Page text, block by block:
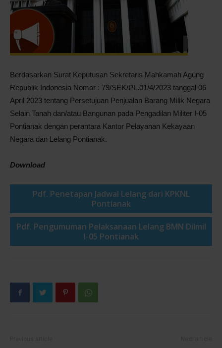
Pontianak
Berdasarkan Surat Keputusan Sekretaris Mahkamah Agung
Republik Indonesia Nomor : 79/SEK/PL.01/4/2023 tanggal 06
April 2023 tentang Persetujuan Penjualan Barang Milik Negara
Selain Tanah dan/atau Bangunan pada Pengadilan Militer I-05
Pontianak dengan perantara Kantor Pelayanan Kekayaan
Negara dan Lelang Pontianak.
Download
Pdf. Penetapan Jadwal Lelang dari KPKNL
Pontianak
Pdf. Pengumuman Pelaksanaan Lelang BMN Dilmil
I-05 Pontianak